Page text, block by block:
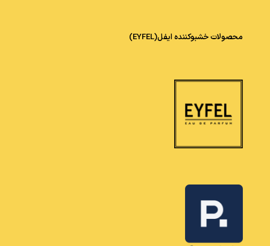
محصولات خشبوکننده ایفل(EYFEL)